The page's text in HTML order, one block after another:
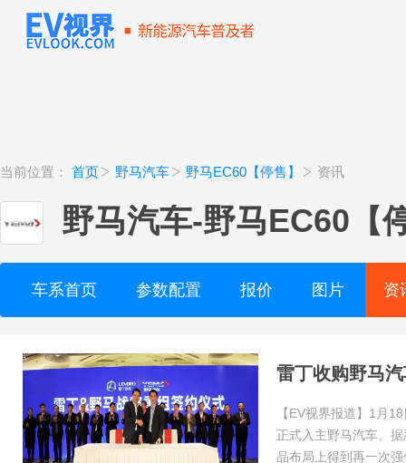
当前位置： 首页 野马汽车 野马EC60【停售】 资讯
野马汽车-野马EC60【
车系首页 参数配置 报价 图片 资
雷丁收购野马
【EV视界报道】1月
正式入主野马汽车。
品布局上得到再一次